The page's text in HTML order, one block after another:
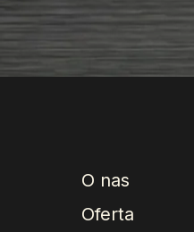
Co
R&D
retencji
składników
O nas
Oferta